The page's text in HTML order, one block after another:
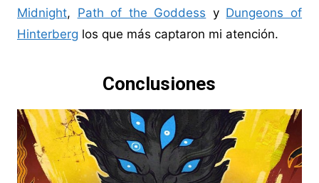
Midnight, Path of the Goddess y Dungeons of
Hinterberg los que más captaron mi atención.
Conclusiones